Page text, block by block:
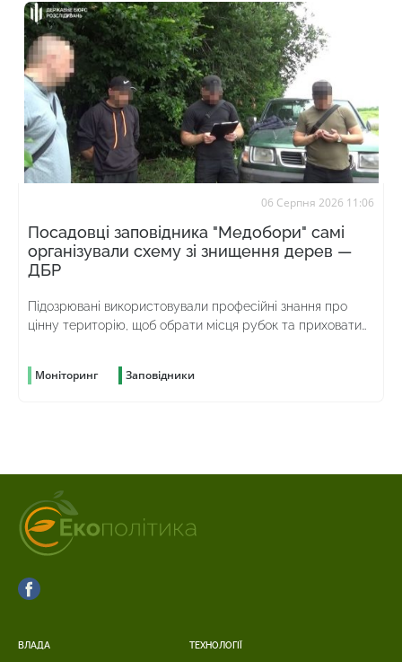
06 Серпня 2026 11:06
Посадовці заповідника "Медобори" самі
організували схему зі знищення дерев —
ДБР
Підозрювані використовували професійні знання про
цінну територію, щоб обрати місця рубок та приховати
Моніторинг Заповідники
ВЛАДА ТЕХНОЛОГІЇ